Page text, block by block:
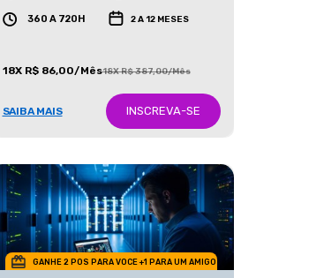
360 A 720H 2 A 12 MESES
18X R$ 86,00/Mês18X R$ 387,00/Mês
SAIBA MAIS INSCREVA-SE
GANHE 2 POS PARA VOCE +1 PARA UM AMIGO